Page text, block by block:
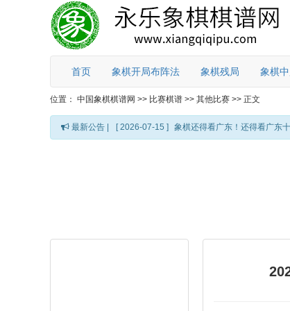
首页 象棋开局布阵法 象棋残局 象棋
位置： 中国象棋棋谱网 >> 比赛棋谱 >> 其他比赛 >> 正文
最新公告 | [ 2026-07-15 ] 象棋还得看广东！还得看广东